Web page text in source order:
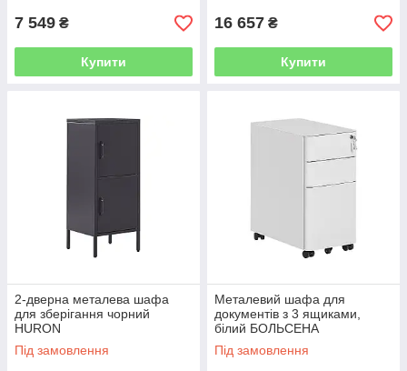
7 549 ₴
Купити
16 657 ₴
Купити
2-дверна металева шафа
для зберігання чорний
HURON
Під замовлення
Металевий шафа для
документів з 3 ящиками,
білий БОЛЬСЕНА
Під замовлення